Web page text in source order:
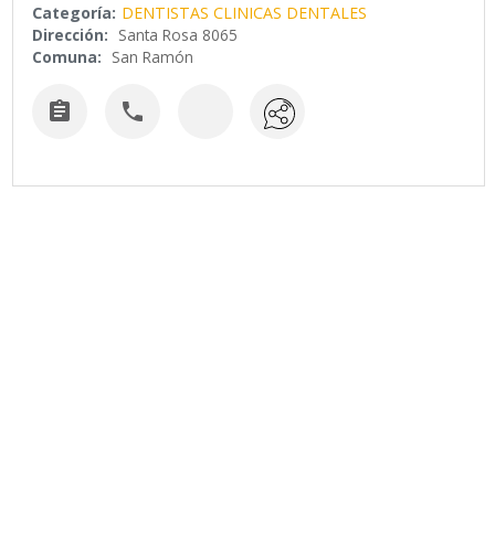
Categoría: DENTISTAS CLINICAS DENTALES
Dirección: Santa Rosa 8065
Comuna: San Ramón
 